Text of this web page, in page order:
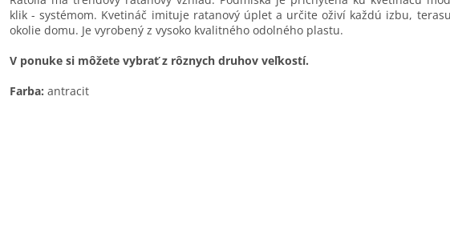
klik - systémom. Kvetináč imituje ratanový úplet a určite oživí každú izbu,
okolie domu. Je vyrobený z vysoko kvalitného odolného plastu.
V ponuke si môžete vybrať z rôznych druhov veľkostí.
Farba: antracit